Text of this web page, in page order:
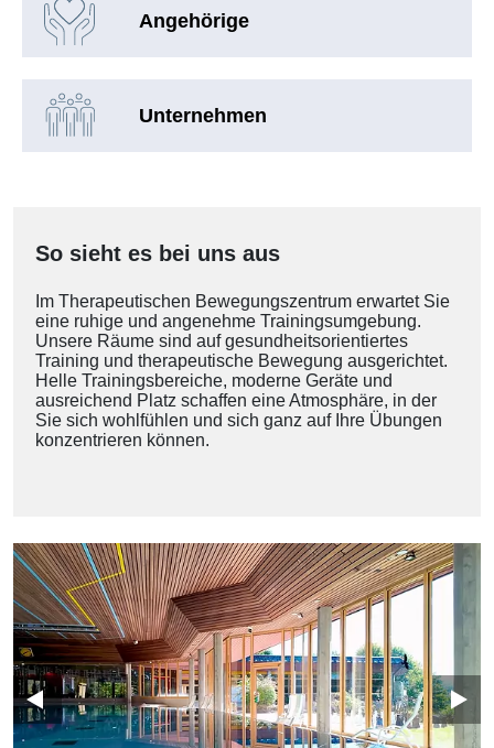
Angehörige
Unternehmen
So sieht es bei uns aus
Im Therapeutischen Bewegungszentrum erwartet Sie
eine ruhige und angenehme Trainingsumgebung.
Unsere Räume sind auf gesundheitsorientiertes
Training und therapeutische Bewegung ausgerichtet.
Helle Trainingsbereiche, moderne Geräte und
ausreichend Platz schaffen eine Atmosphäre, in der
Sie sich wohlfühlen und sich ganz auf Ihre Übungen
konzentrieren können.